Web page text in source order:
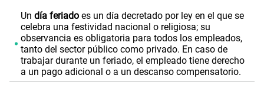
Un día feriadoes un día decretado por ley en el que se
celebra una festividad nacional o religiosa; su
observancia es obligatoria para todos los empleados,
tanto del sector público como privado. En caso de
trabajar durante un feriado, el empleado tiene derecho
a un pago adicional o a un descanso compensatorio.